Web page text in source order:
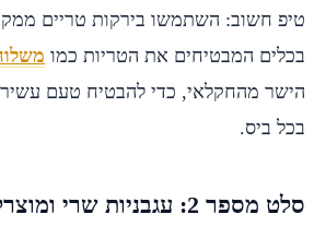
טיפ חשוב: השתמשו בירקות טריים
בכלים המבטיחים את הטריות כמו
הישר מהחקלאי, כדי להבטיח טעם עשיר
בכל ביס.
סלט מספר 2: עגבניות שרי ומוצרלה קלאסי